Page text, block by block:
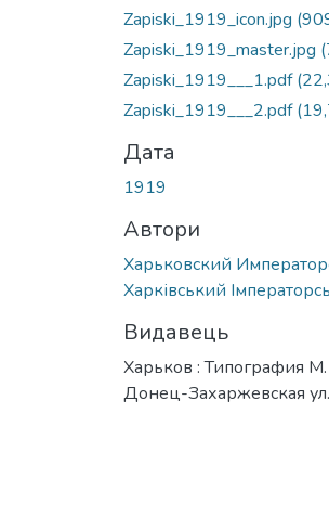
Zapiski_1919_icon.jpg
Zapiski_1919_master.jpg
Zapiski_1919___1.pdf
Zapiski_1919___2.pdf
Дата
1919
Автори
Харьковский
Харківський
Видавець
Харьков : Типография
Донец-Захаржевская